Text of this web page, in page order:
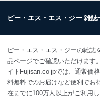
ピー・エス・エス・ジー 雑誌
ピー・エス・エス・ジーの雑誌
品ページでご確認いただけます
イトFujisan.co.jpでは、通常価
料無料でのお届けなど便利でお
在までに100万人以上がご利用